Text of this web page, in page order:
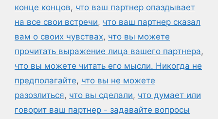
конце концов, что ваш партнер опаздывает
на все свои встречи, что ваш партнер сказал
вам о своих чувствах, что вы можете
прочитать выражение лица вашего партнера,
что вы можете читать его мысли. Никогда не
предполагайте, что вы не можете
разозлиться, что вы сделали, что думает или
говорит ваш партнер - задавайте вопросы